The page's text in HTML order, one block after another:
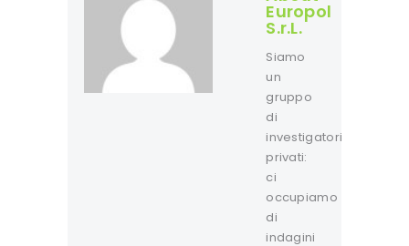
Europol
S.r.L.
Siamo
un
gruppo
di
investigatori
privati:
ci
occupiamo
di
indagini